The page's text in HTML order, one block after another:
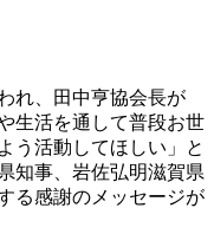
れ、田中亨協会長が
生活を通して普段お世
う活動してほしい」と
知事、岩佐弘明滋賀県
る感謝のメッセージが